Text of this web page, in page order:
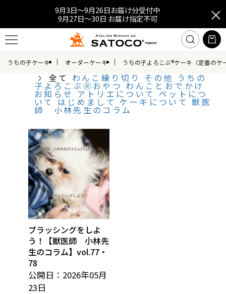
9月3日～9月26日お届け分受付中
9月27日～30日 お届け指定不可
うちの子ケーキ オーダーケーキ うちの子よろこぶ®ケーキ（定番のケ
全て わんこ練り切り その他 うちの
子よろこぶⓇおやつわんことおでかけ
お知らせアトリエについてペットにつ
いてはじめましてケーキについて獣医
師 小林先生のコラム
ブラッシングをしよ
う！【獣医師 小林先
生のコラム】vol.77・
78
公開日：2026年05月
23日